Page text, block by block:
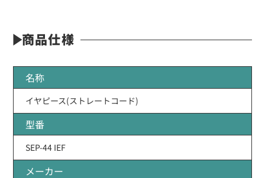
商品仕様
名称
イヤピース(ストレートコード)
型番
SEP-44 IEF
メーカー